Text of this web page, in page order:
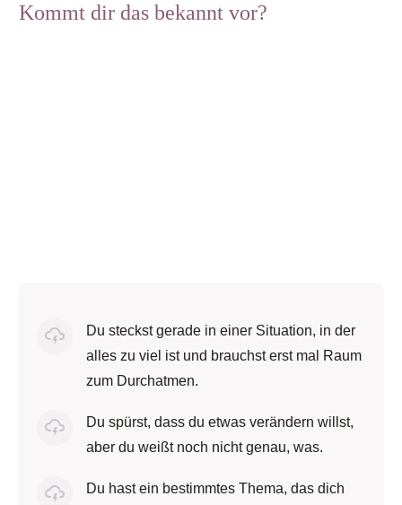
Kommt dir das bekannt vor?
Du steckst gerade in einer Situation, in der
alles zu viel ist und brauchst erst mal Raum
zum Durchatmen.
Du spürst, dass du etwas verändern willst,
aber du weißt noch nicht genau, was.
Du hast ein bestimmtes Thema, das dich